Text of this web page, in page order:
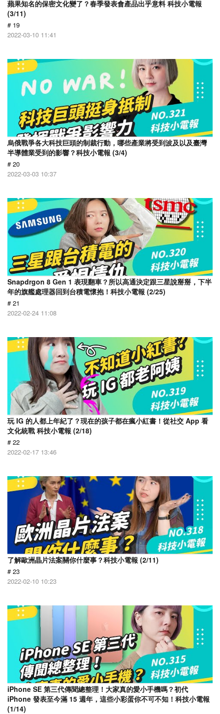
蘋果知名的保密文化變了？春季發表會產品出乎意料 科技小電報
(3/11)
# 19
2022-03-10 11:41
烏俄戰爭各大科技巨頭的制裁行動，哪些產業將受到波及以及臺灣
半導體業受到的影響？科技小電報 (3/4)
# 20
2022-03-03 10:37
Snapdrgon 8 Gen 1 表現翻車？所以高通決定跟三星說掰掰，下半
年的旗艦處理器回到台積電懷抱！科技小電報 (2/25)
# 21
2022-02-24 11:08
玩 IG 的人都上年紀了？現在的孩子都在瘋小紅書！從社交 App 看
文化統戰 科技小電報 (2/18)
# 22
2022-02-17 13:46
了解歐洲晶片法案關你什麼事？科技小電報 (2/11)
# 23
2022-02-10 10:23
iPhone SE 第三代傳聞總整理！大家真的愛小手機嗎？初代
iPhone 發表至今滿 15 週年，這些小彩蛋你不可不知！科技小電報
(1/14)